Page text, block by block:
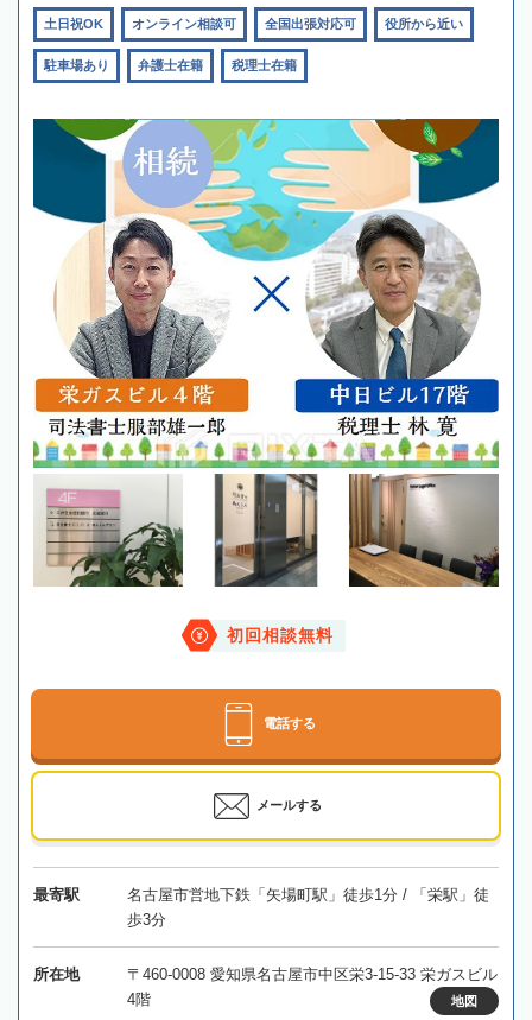
土日祝OK オンライン相談可 全国出張対応可 役所から近い
駐車場あり 弁護士在籍 税理士在籍
初回相談無料
電話する
メールする
最寄駅
名古屋市営地下鉄「矢場町駅」徒歩1分 / 「栄駅」徒
歩3分
所在地
〒460-0008 愛知県名古屋市中区栄3-15-33 栄ガスビル
4階
地図